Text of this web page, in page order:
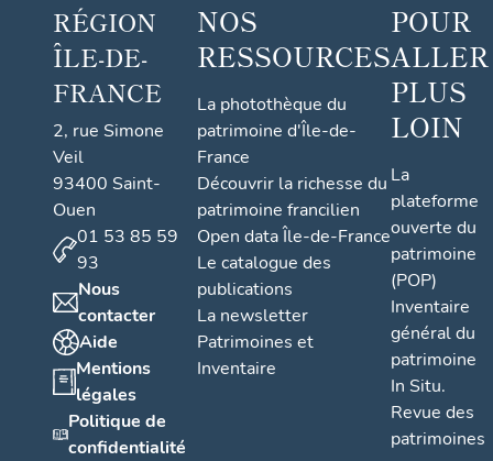
RÉGION
ÎLE-DE-
FRANCE
2, rue Simone
Veil
93400 Saint-
Ouen
01 53 85 59
93
Nous
contacter
Aide
Mentions
légales
Politique de
confidentialité
NOS
RESSOURCES
La photothèque du
patrimoine d'Île-de-
France
Découvrir la richesse du
patrimoine francilien
Open data Île-de-France
Le catalogue des
publications
La newsletter
Patrimoines et
Inventaire
POUR
ALLER
PLUS
LOIN
La
plateforme
ouverte du
patrimoine
(POP)
Inventaire
général du
patrimoine
In Situ.
Revue des
patrimoines